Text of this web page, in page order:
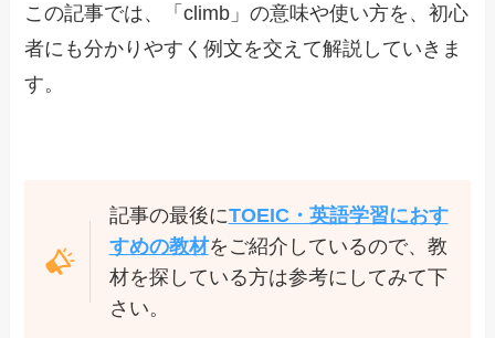
この記事では、「climb」の意味や使い方を、初心
者にも分かりやすく例文を交えて解説していきま
す。
記事の最後にTOEIC・英語学習におす
すめの教材をご紹介しているので、教
材を探している方は参考にしてみて下
さい。